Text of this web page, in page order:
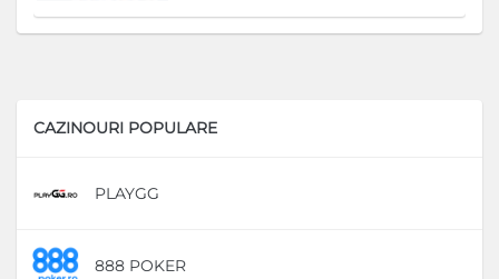
CAZINOURI POPULARE
PLAYGG
888 POKER